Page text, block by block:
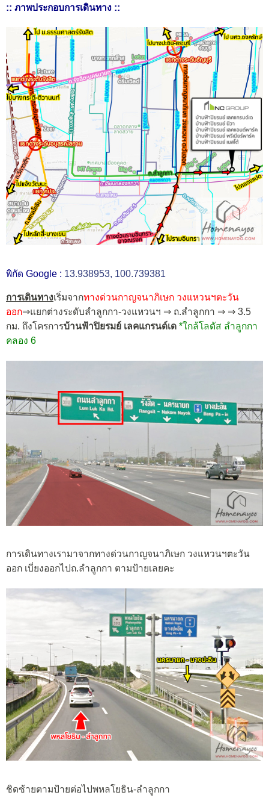
:: ภาพประกอบการเดินทาง ::
พิกัด Google : 13.938953, 100.739381
การเดินทางเริ่มจากทางด่วนกาญจนาภิเษก วงแหวนฯตะวัน
ออก⇒แยกต่างระดับลำลูกกา-วงแหวนฯ ⇒ ถ.ลำลูกกา ⇒ ⇒ 3.5
กม. ถึงโครการบ้านฟ้าปิยรมย์ เลคแกรนด์เด *ใกล้โลตัส ลำลูกกา
คลอง 6
การเดินทางเรามาจากทางด่วนกาญจนาภิเษก วงแหวนฯตะวัน
ออก เบี่ยงออกไปถ.ลำลูกกา ตามป้ายเลยคะ
ชิดซ้ายตามป้ายต่อไปพหลโยธิน-ลำลูกกา